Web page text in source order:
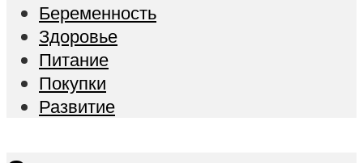
Беременность
Здоровье
Питание
Покупки
Развитие